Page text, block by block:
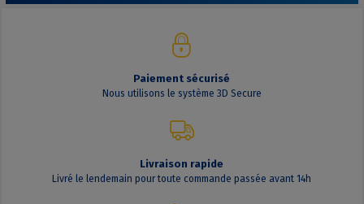
Paiement sécurisé
Nous utilisons le système 3D Secure
Livraison rapide
Livré le lendemain pour toute commande passée avant 14h